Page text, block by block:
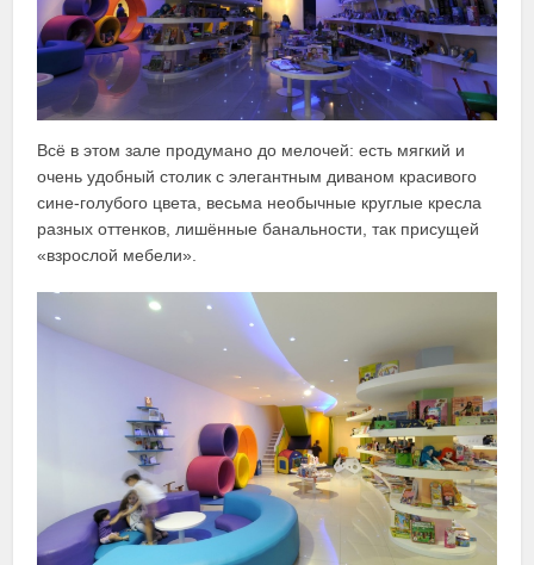
Всё в этом зале продумано до мелочей: есть мягкий и
очень удобный столик с элегантным диваном красивого
сине-голубого цвета, весьма необычные круглые кресла
разных оттенков, лишённые банальности, так присущей
«взрослой мебели».